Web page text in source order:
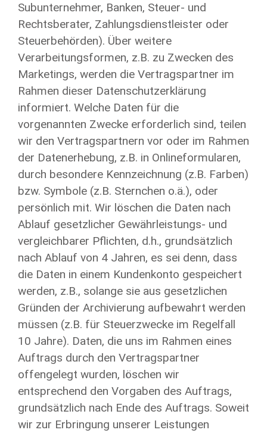
Subunternehmer, Banken, Steuer- und
Rechtsberater, Zahlungsdienstleister oder
Steuerbehörden). Über weitere
Verarbeitungsformen, z.B. zu Zwecken des
Marketings, werden die Vertragspartner im
Rahmen dieser Datenschutzerklärung
informiert. Welche Daten für die
vorgenannten Zwecke erforderlich sind, teilen
wir den Vertragspartnern vor oder im Rahmen
der Datenerhebung, z.B. in Onlineformularen,
durch besondere Kennzeichnung (z.B. Farben)
bzw. Symbole (z.B. Sternchen o.ä.), oder
persönlich mit. Wir löschen die Daten nach
Ablauf gesetzlicher Gewährleistungs- und
vergleichbarer Pflichten, d.h., grundsätzlich
nach Ablauf von 4 Jahren, es sei denn, dass
die Daten in einem Kundenkonto gespeichert
werden, z.B., solange sie aus gesetzlichen
Gründen der Archivierung aufbewahrt werden
müssen (z.B. für Steuerzwecke im Regelfall
10 Jahre). Daten, die uns im Rahmen eines
Auftrags durch den Vertragspartner
offengelegt wurden, löschen wir
entsprechend den Vorgaben des Auftrags,
grundsätzlich nach Ende des Auftrags. Soweit
wir zur Erbringung unserer Leistungen